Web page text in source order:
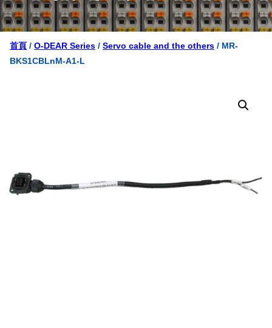
首頁 / O-DEAR Series / Servo cable and the others / MR-
BKS1CBLnM-A1-L